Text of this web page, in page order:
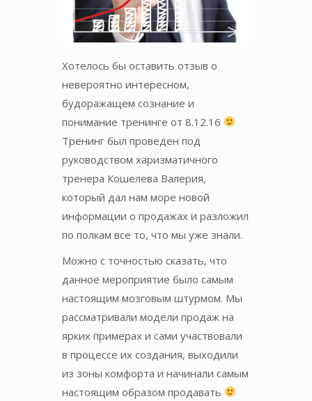
Хотелось бы оставить отзыв о
невероятно интересном,
будоражащем сознание и
понимание тренинге от 8.12.16
Тренинг был проведен под
руководством харизматичного
тренера Кошелева Валерия,
который дал нам море новой
информации о продажах и разложил
по полкам все то, что мы уже знали.
Можно с точностью сказать, что
данное мероприятие было самым
настоящим мозговым штурмом. Мы
рассматривали модели продаж на
ярких примерах и сами участвовали
в процессе их создания, выходили
из зоны комфорта и начинали самым
настоящим образом продавать